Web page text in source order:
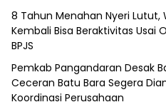
8 Tahun Menahan Nyeri Lutut,
Kembali Bisa Beraktivitas Usai
BPJS
Pemkab Pangandaran Desak
Ceceran Batu Bara Segera
Koordinasi Perusahaan